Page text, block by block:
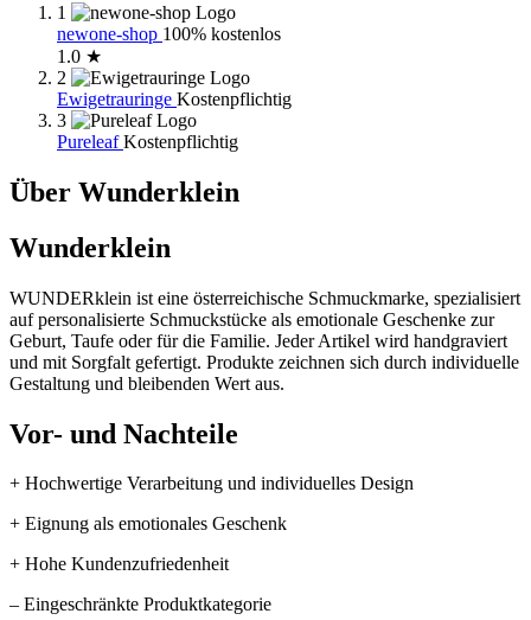
1
newone-shop 100% kostenlos
1.0 ★
2
Ewigetrauringe Kostenpflichtig
3
PureleafKostenpflichtig
Über Wunderklein
Wunderklein
WUNDERklein ist eine österreichische Schmuckmarke, spezialisiert
auf personalisierte Schmuckstücke als emotionale Geschenke zur
Geburt, Taufe oder für die Familie. Jeder Artikel wird handgraviert
und mit Sorgfalt gefertigt. Produkte zeichnen sich durch individuelle
Gestaltung und bleibenden Wert aus.
Vor- und Nachteile
+ Hochwertige Verarbeitung und individuelles Design
+ Eignung als emotionales Geschenk
+ Hohe Kundenzufriedenheit
– Eingeschränkte Produktkategorie